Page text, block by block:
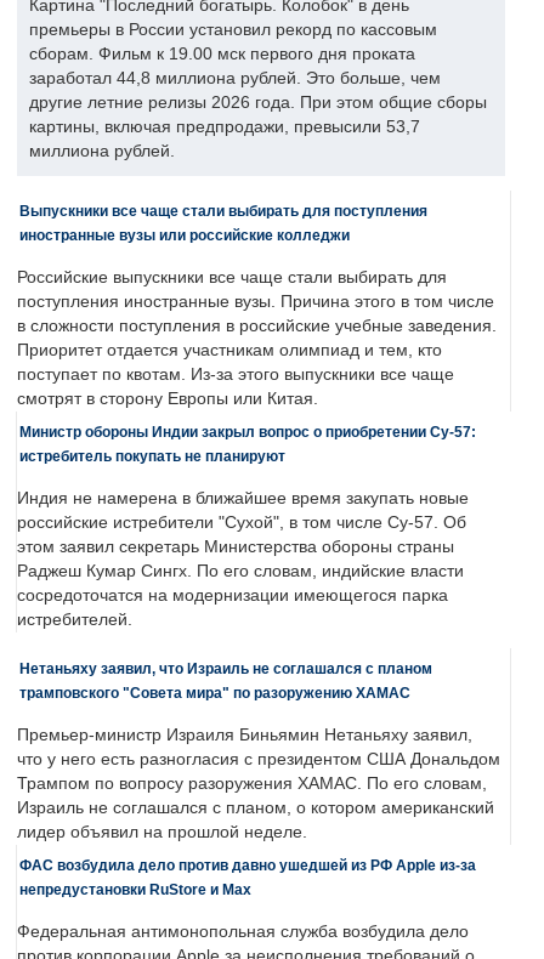
Картина "Последний богатырь. Колобок" в день
премьеры в России установил рекорд по кассовым
сборам. Фильм к 19.00 мск первого дня проката
заработал 44,8 миллиона рублей. Это больше, чем
другие летние релизы 2026 года. При этом общие сборы
картины, включая предпродажи, превысили 53,7
миллиона рублей.
Выпускники все чаще стали выбирать для поступления
иностранные вузы или российские колледжи
Российские выпускники все чаще стали выбирать для
поступления иностранные вузы. Причина этого в том числе
в сложности поступления в российские учебные заведения.
Приоритет отдается участникам олимпиад и тем, кто
поступает по квотам. Из-за этого выпускники все чаще
смотрят в сторону Европы или Китая.
Министр обороны Индии закрыл вопрос о приобретении Су-57:
истребитель покупать не планируют
Индия не намерена в ближайшее время закупать новые
российские истребители "Сухой", в том числе Су-57. Об
этом заявил секретарь Министерства обороны страны
Раджеш Кумар Сингх. По его словам, индийские власти
сосредоточатся на модернизации имеющегося парка
истребителей.
Нетаньяху заявил, что Израиль не соглашался с планом
трамповского "Совета мира" по разоружению ХАМАС
Премьер-министр Израиля Биньямин Нетаньяху заявил,
что у него есть разногласия с президентом США Дональдом
Трампом по вопросу разоружения ХАМАС. По его словам,
Израиль не соглашался с планом, о котором американский
лидер объявил на прошлой неделе.
ФАС возбудила дело против давно ушедшей из РФ Apple из-за
непредустановки RuStore и Max
Федеральная антимонопольная служба возбудила дело